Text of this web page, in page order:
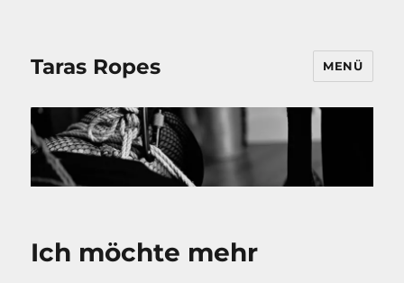
Taras Ropes MENÜ
Ich möchte mehr